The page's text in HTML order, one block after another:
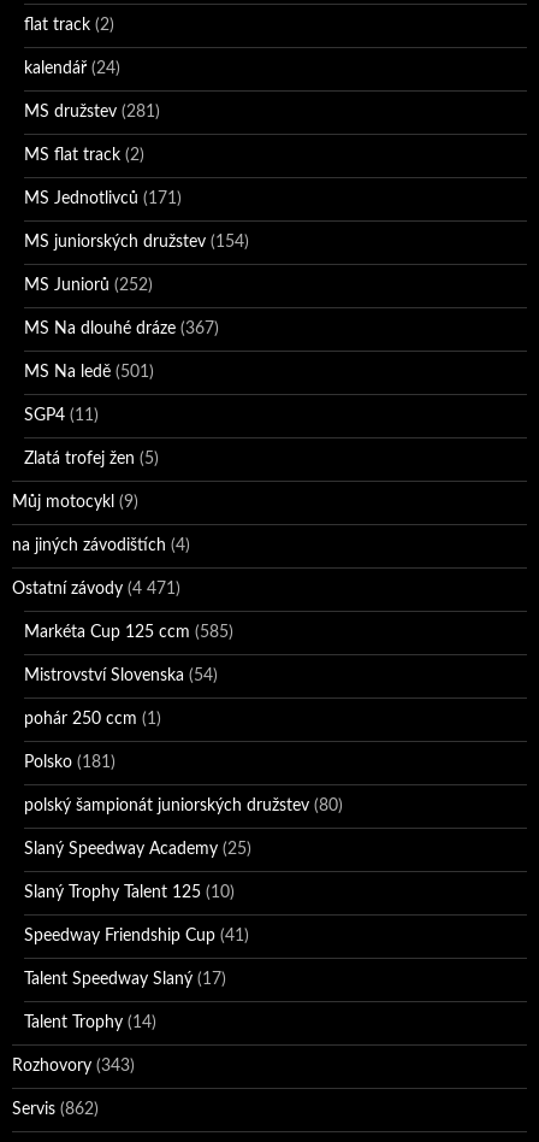
flat track (2)
kalendář (24)
MS družstev (281)
MS flat track (2)
MS Jednotlivců (171)
MS juniorských družstev (154)
MS Juniorů (252)
MS Na dlouhé dráze (367)
MS Na ledě (501)
SGP4 (11)
Zlatá trofej žen (5)
Můj motocykl (9)
na jiných závodištích (4)
Ostatní závody (4 471)
Markéta Cup 125 ccm (585)
Mistrovství Slovenska (54)
pohár 250 ccm (1)
Polsko (181)
polský šampionát juniorských družstev (80)
Slaný Speedway Academy (25)
Slaný Trophy Talent 125 (10)
Speedway Friendship Cup (41)
Talent Speedway Slaný (17)
Talent Trophy (14)
Rozhovory (343)
Servis (862)